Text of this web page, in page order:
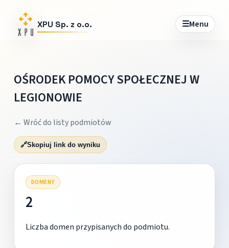
XPU Sp. z o.o. ☰Menu
OŚRODEK POMOCY SPOŁECZNEJ W
LEGIONOWIE
← Wróć do listy podmiotów
🔗Skopiuj link do wyniku
DOMENY
2
Liczba domen przypisanych do podmiotu.